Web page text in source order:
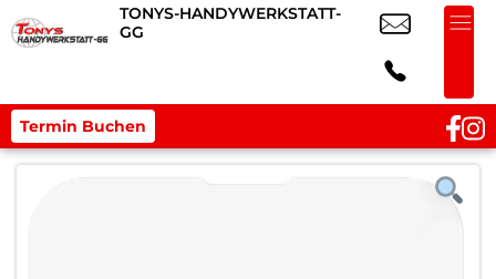
TONYS-HANDYWERKSTATT-
GG
Termin Buchen